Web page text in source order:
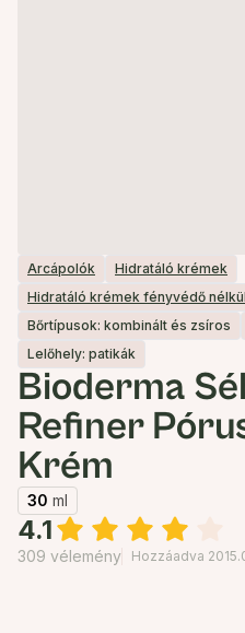
Arcápolók
Hidratáló krémek
Hidratáló krémek fényvédő nélkül
Bőrtípusok: kombinált és zsíros
Lelőhely: patikák
Bioderma
Refiner
Krém
30 ml
4.1
309 vélemény Hozzáadva